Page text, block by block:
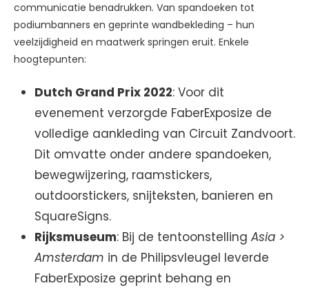
communicatie benadrukken. Van spandoeken tot
podiumbanners en geprinte wandbekleding – hun
veelzijdigheid en maatwerk springen eruit. Enkele
hoogtepunten:
Dutch Grand Prix 2022: Voor dit
evenement verzorgde FaberExposize de
volledige aankleding van Circuit Zandvoort.
Dit omvatte onder andere spandoeken,
bewegwijzering, raamstickers,
outdoorstickers, snijteksten, banieren en
SquareSigns.
Rijksmuseum: Bij de tentoonstelling Asia >
Amsterdam in de Philipsvleugel leverde
FaberExposize geprint behang en